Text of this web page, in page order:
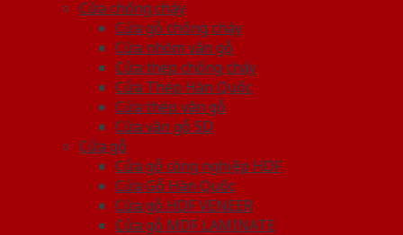
Cửa chống cháy
Cửa gỗ chống cháy
Cửa nhôm vân gỗ
Cửa thép chống cháy
Cửa Thép Hàn Quốc
Cửa thép vân gỗ
Cửa vân gỗ 5D
Cửa gỗ
Cửa gỗ công nghiệp HDF
Cửa Gỗ Hàn Quốc
Cửa gỗ HDF VENEER
Cửa gỗ MDF LAMINATE